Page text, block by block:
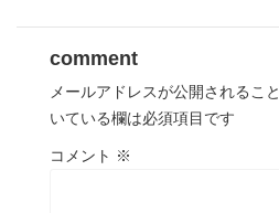
comment
メールアドレスが公開されるこ
いている欄は必須項目です
コメント ※